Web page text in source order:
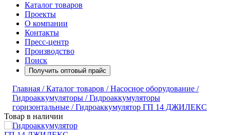
Каталог товаров
Проекты
О компании
Контакты
Пресс-центр
Производство
Поиск
Получить оптовый прайс
Главная /Каталог товаров /Насосное оборудование /
Гидроаккумуляторы /Гидроаккумуляторы
горизонтальные /Гидроаккумулятор ГП 14 ДЖИЛЕКС
Товар в наличии